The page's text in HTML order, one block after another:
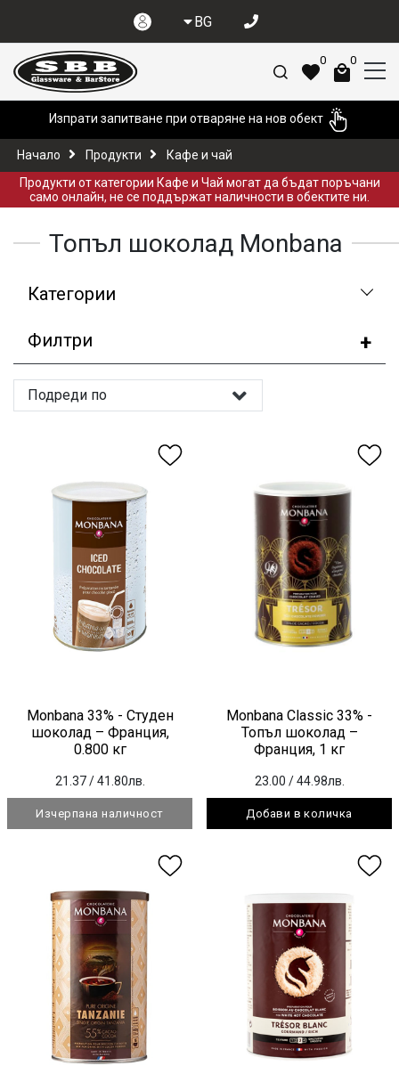
BG
0 0
Изпрати запитване при отваряне на нов обект
Начало Продукти
Кафе и чай
Продукти от категории Кафе и Чай могат да бъдат поръчани
само онлайн, не се поддържат наличности в обектите ни.
Топъл шоколад Monbana
Категории
Филтри
Подреди по
Monbana 33% - Студен
шоколад – Франция,
0.800 кг
21.37 / 41.80лв.
Изчерпана наличност
Monbana Classic 33% -
Топъл шоколад –
Франция, 1 кг
23.00 / 44.98лв.
Добави в количка